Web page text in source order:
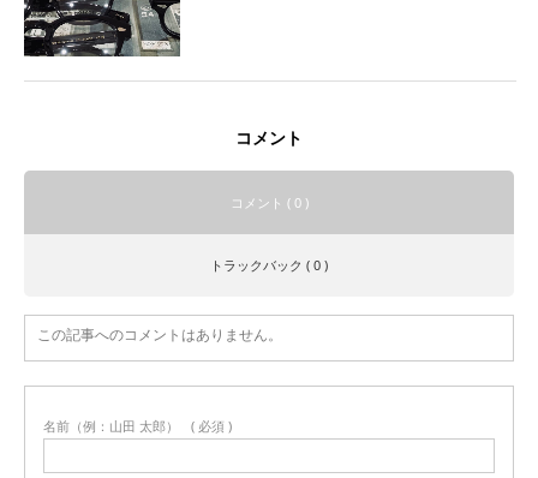
コメント
コメント ( 0 )
トラックバック ( 0 )
この記事へのコメントはありません。
名前（例：山田 太郎） ( 必須 )